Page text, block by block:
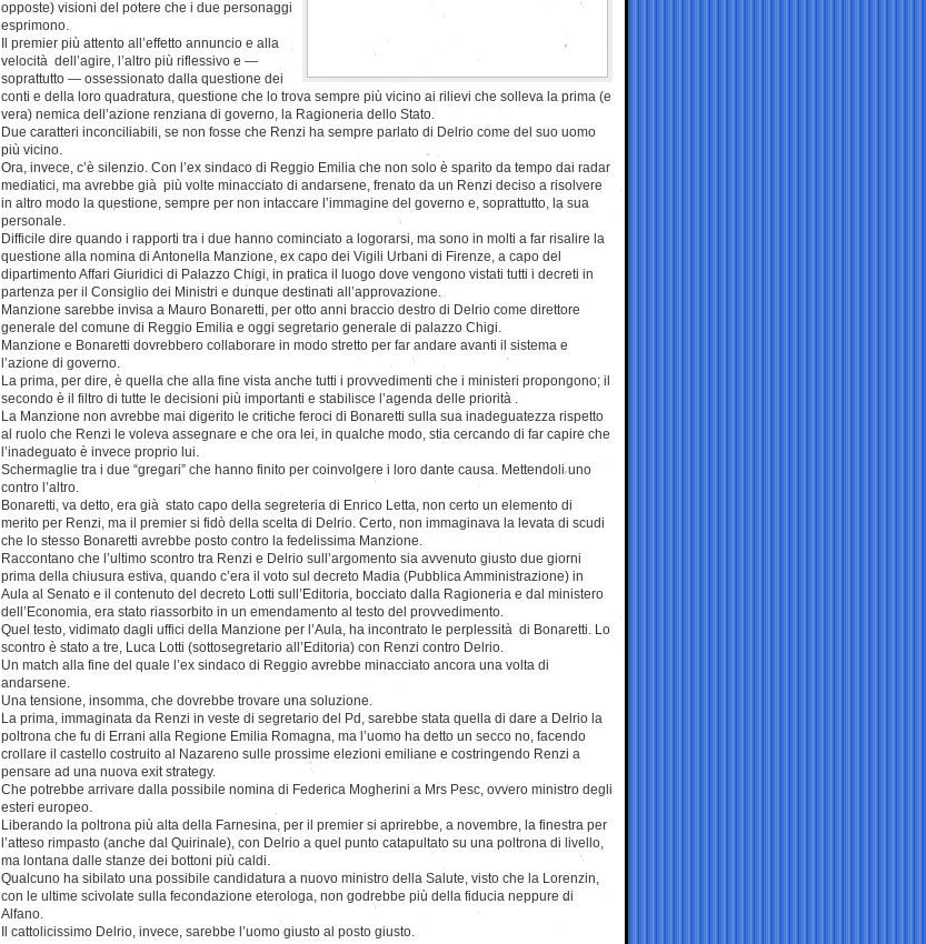
opposte) visioni del potere che i due personaggi
esprimono.
Il premier più attento all’effetto annuncio e alla
velocità dell’agire, l’altro più riflessivo e —
soprattutto — ossessionato dalla questione dei
conti e della loro quadratura, questione che lo trova sempre più vicino ai rilievi che solleva la prima (e
vera) nemica dell’azione renziana di governo, la Ragioneria dello Stato.
Due caratteri inconciliabili, se non fosse che Renzi ha sempre parlato di Delrio come del suo uomo
più vicino.
Ora, invece, c’è silenzio. Con l’ex sindaco di Reggio Emilia che non solo è sparito da tempo dai radar
mediatici, ma avrebbe già più volte minacciato di andarsene, frenato da un Renzi deciso a risolvere
in altro modo la questione, sempre per non intaccare l’immagine del governo e, soprattutto, la sua
personale.
Difficile dire quando i rapporti tra i due hanno cominciato a logorarsi, ma sono in molti a far risalire la
questione alla nomina di Antonella Manzione, ex capo dei Vigili Urbani di Firenze, a capo del
dipartimento Affari Giuridici di Palazzo Chigi, in pratica il luogo dove vengono vistati tutti i decreti in
partenza per il Consiglio dei Ministri e dunque destinati all’approvazione.
Manzione sarebbe invisa a Mauro Bonaretti, per otto anni braccio destro di Delrio come direttore
generale del comune di Reggio Emilia e oggi segretario generale di palazzo Chigi.
Manzione e Bonaretti dovrebbero collaborare in modo stretto per far andare avanti il sistema e
l’azione di governo.
La prima, per dire, è quella che alla fine vista anche tutti i provvedimenti che i ministeri propongono; il
secondo è il filtro di tutte le decisioni più importanti e stabilisce l’agenda delle priorità .
La Manzione non avrebbe mai digerito le critiche feroci di Bonaretti sulla sua inadeguatezza rispetto
al ruolo che Renzi le voleva assegnare e che ora lei, in qualche modo, stia cercando di far capire che
l’inadeguato è invece proprio lui.
Schermaglie tra i due “gregari” che hanno finito per coinvolgere i loro dante causa. Mettendoli uno
contro l’altro.
Bonaretti, va detto, era già stato capo della segreteria di Enrico Letta, non certo un elemento di
merito per Renzi, ma il premier si fidò della scelta di Delrio. Certo, non immaginava la levata di scudi
che lo stesso Bonaretti avrebbe posto contro la fedelissima Manzione.
Raccontano che l’ultimo scontro tra Renzi e Delrio sull’argomento sia avvenuto giusto due giorni
prima della chiusura estiva, quando c’era il voto sul decreto Madia (Pubblica Amministrazione) in
Aula al Senato e il contenuto del decreto Lotti sull’Editoria, bocciato dalla Ragioneria e dal ministero
dell’Economia, era stato riassorbito in un emendamento al testo del provvedimento.
Quel testo, vidimato dagli uffici della Manzione per l’Aula, ha incontrato le perplessità di Bonaretti. Lo
scontro è stato a tre, Luca Lotti (sottosegretario all’Editoria) con Renzi contro Delrio.
Un match alla fine del quale l’ex sindaco di Reggio avrebbe minacciato ancora una volta di
andarsene.
Una tensione, insomma, che dovrebbe trovare una soluzione.
La prima, immaginata da Renzi in veste di segretario del Pd, sarebbe stata quella di dare a Delrio la
poltrona che fu di Errani alla Regione Emilia Romagna, ma l’uomo ha detto un secco no, facendo
crollare il castello costruito al Nazareno sulle prossime elezioni emiliane e costringendo Renzi a
pensare ad una nuova exit strategy.
Che potrebbe arrivare dalla possibile nomina di Federica Mogherini a Mrs Pesc, ovvero ministro degli
esteri europeo.
Liberando la poltrona più alta della Farnesina, per il premier si aprirebbe, a novembre, la finestra per
l’atteso rimpasto (anche dal Quirinale), con Delrio a quel punto catapultato su una poltrona di livello,
ma lontana dalle stanze dei bottoni più caldi.
Qualcuno ha sibilato una possibile candidatura a nuovo ministro della Salute, visto che la Lorenzin,
con le ultime scivolate sulla fecondazione eterologa, non godrebbe più della fiducia neppure di
Alfano.
Il cattolicissimo Delrio, invece, sarebbe l’uomo giusto al posto giusto.